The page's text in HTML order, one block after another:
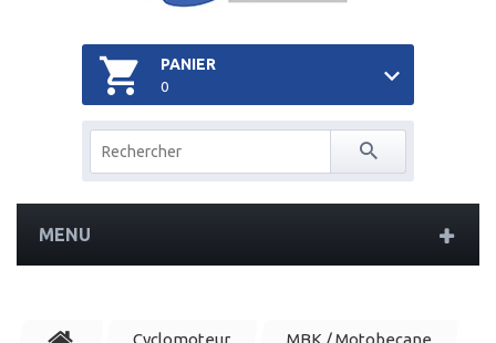
PANIER
0
MENU
Cyclomoteur MBK / Motobecane